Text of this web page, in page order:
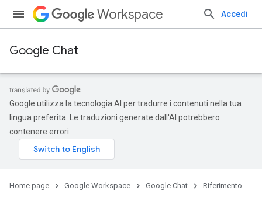
Workspace Accedi
Google Chat
Google utilizza la tecnologia AI per tradurre i contenuti nella tua
lingua preferita. Le traduzioni generate dall'AI potrebbero
contenere errori.
Home page Google Workspace Google Chat Riferimento